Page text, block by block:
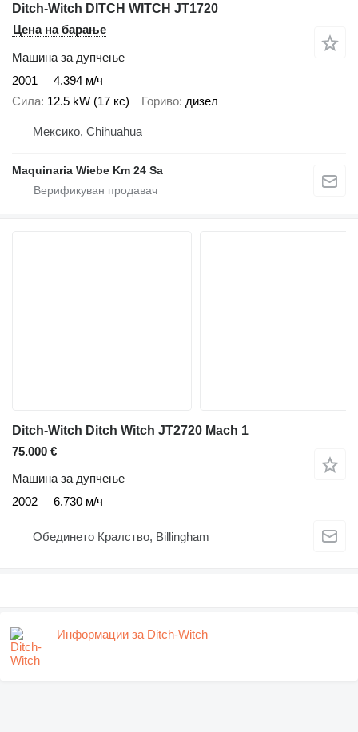
Ditch-Witch DITCH WITCH JT1720
Цена на барање
Машина за дупчење
2001
4.394 м/ч
Сила 12.5 kW (17 кс) Гориво дизел
Мексико, Chihuahua
Maquinaria Wiebe Km 24 Sa
Ditch-Witch Ditch Witch JT2720 Mach 1
75.000 €
Машина за дупчење
2002
6.730 м/ч
Обединето Кралство, Billingham
Информации за Ditch-Witch